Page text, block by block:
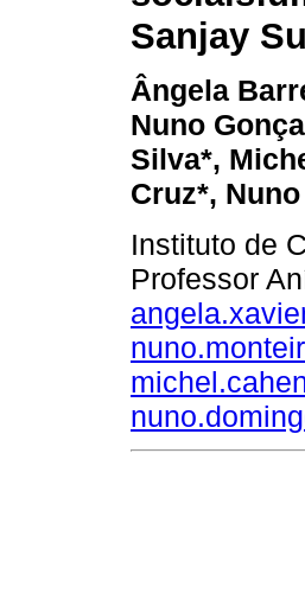
Sanjay
Ângela
Nuno
Silva*,
Cruz*,
Instituto de
Professor